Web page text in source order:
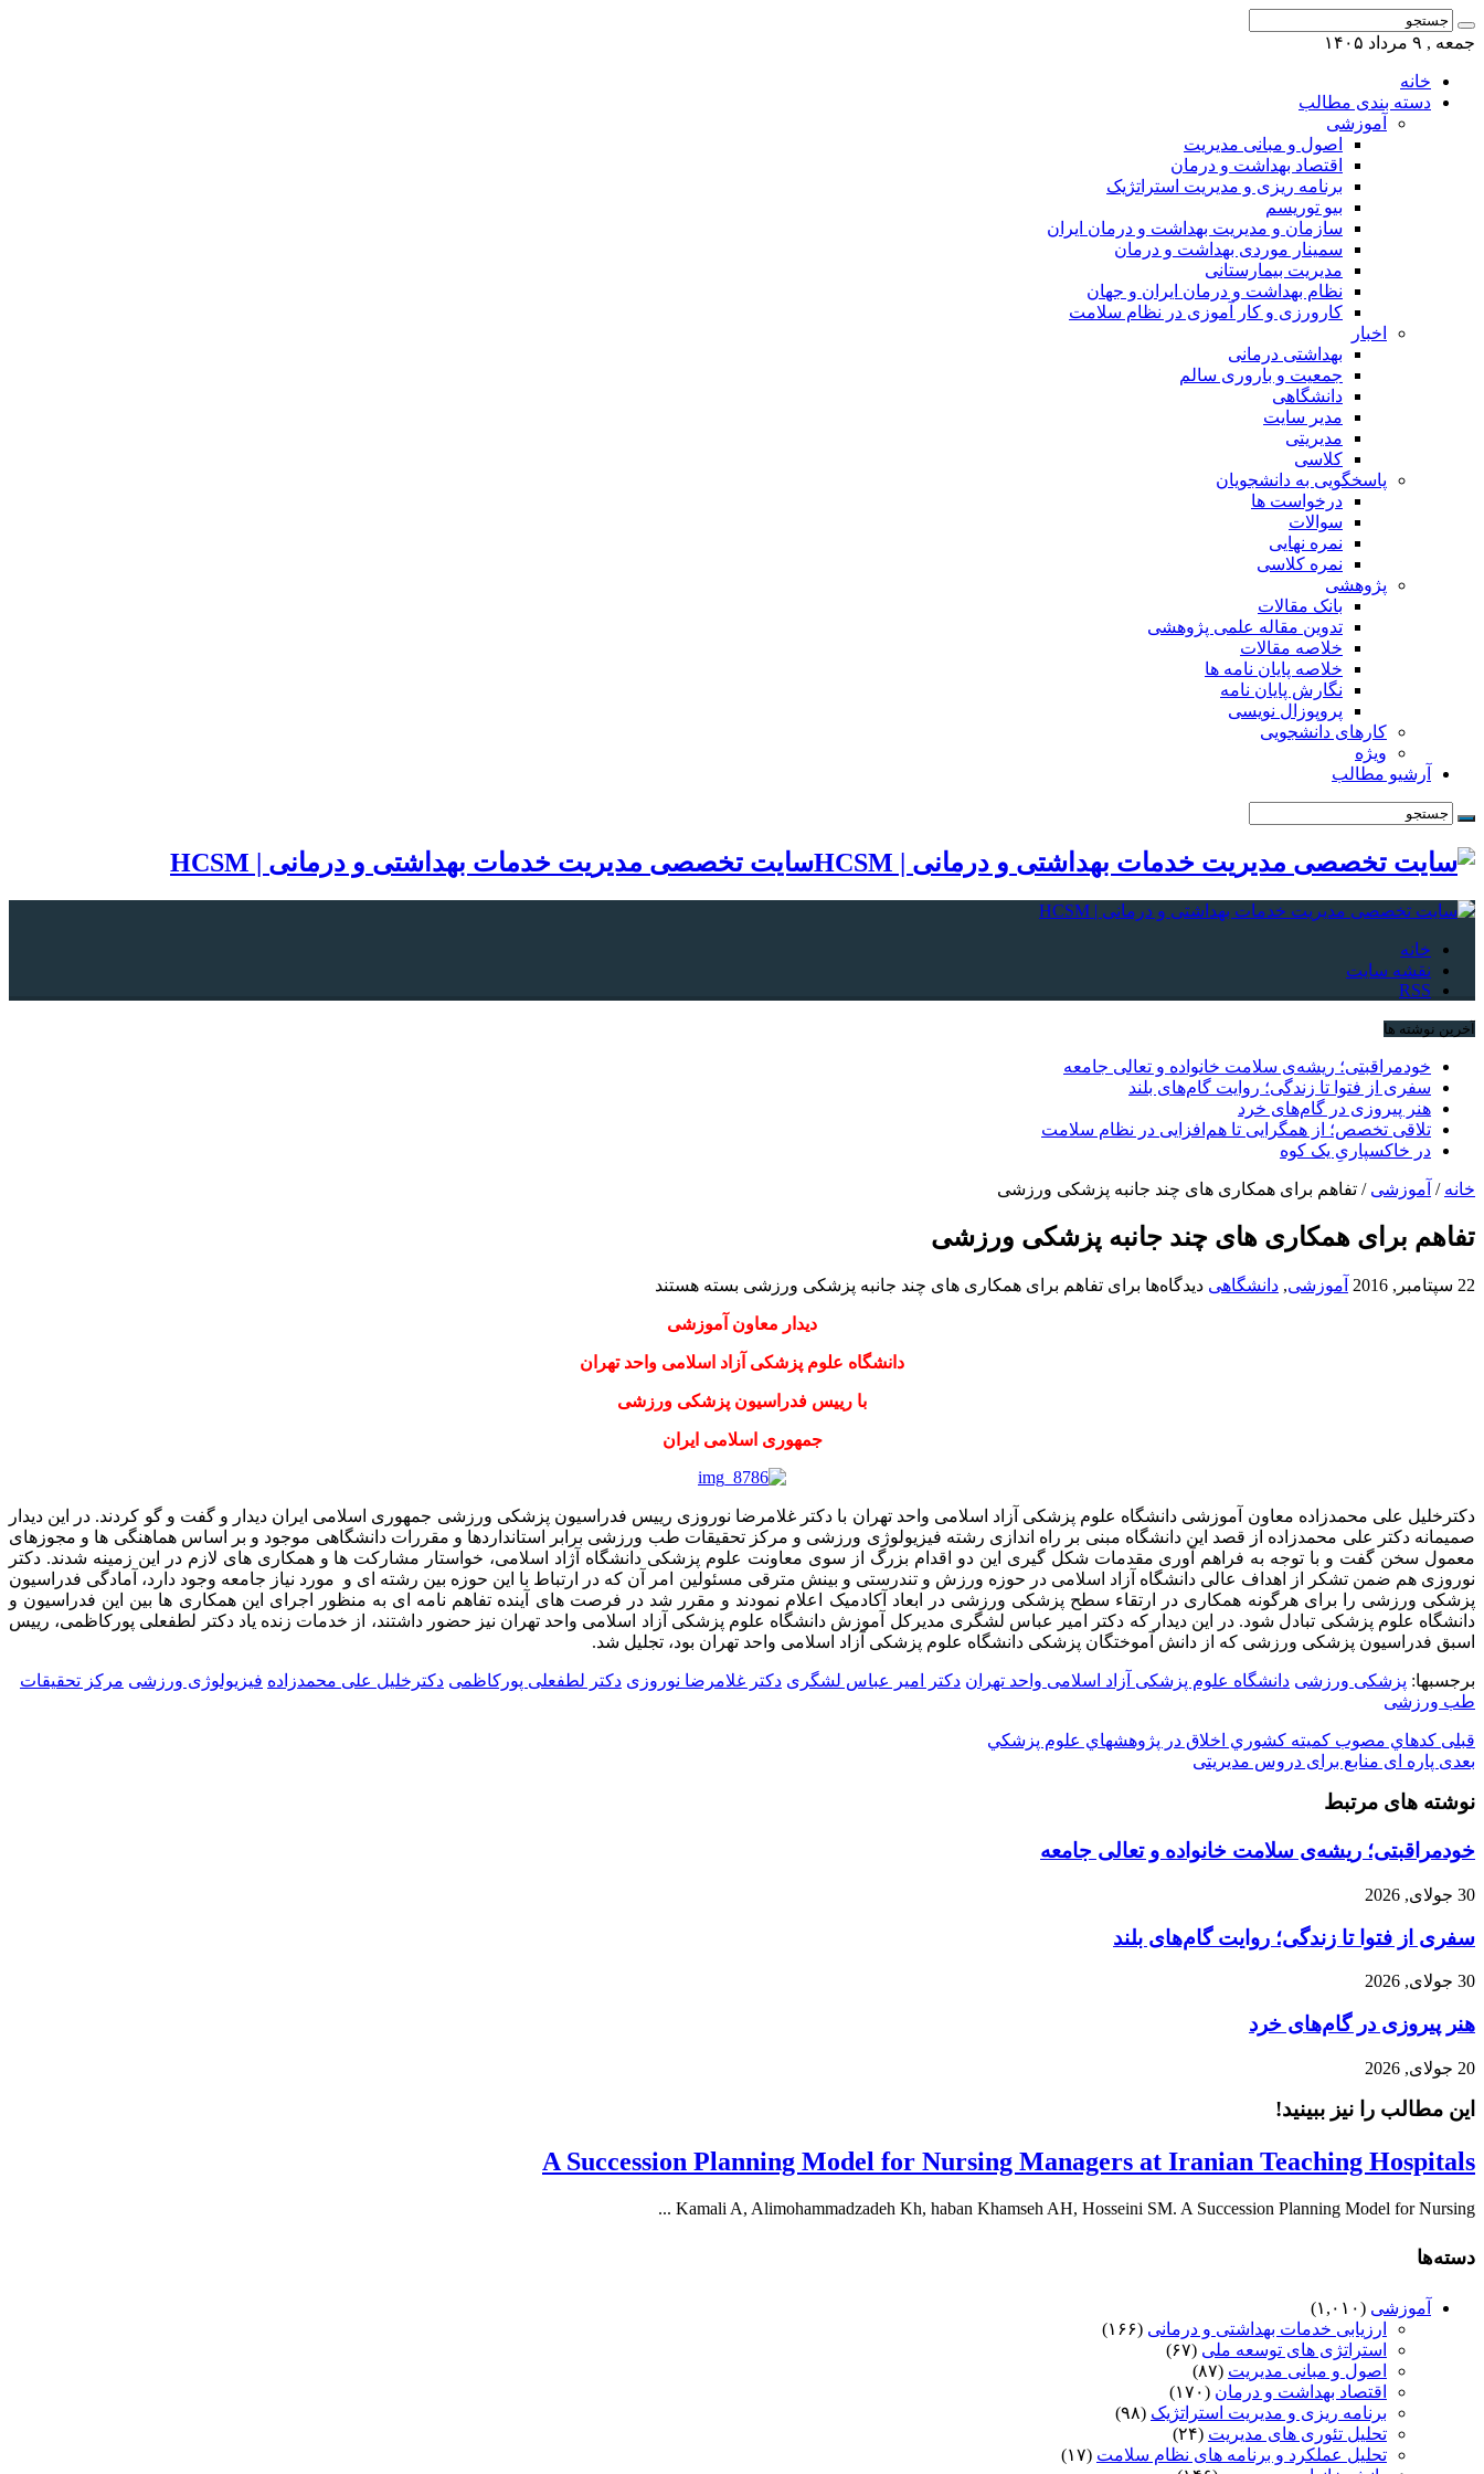
جمعه , ۹ مرداد ۱۴۰۵
خانه
دسته بندی مطالب
آموزشی
اصول و مبانی مدیریت
اقتصاد بهداشت و درمان
برنامه ریزی و مدیریت استراتژیک
بیو توریسم
سازمان و مدیریت بهداشت و درمان ایران
سمینار موردی بهداشت و درمان
مدیریت بیمارستانی
نظام بهداشت و درمان ایران و جهان
کارورزی و کار آموزی در نظام سلامت
اخبار
بهداشتی درمانی
جمعیت و باروری سالم
دانشگاهی
مدیر سایت
مدیریتی
کلاسی
پاسخگویی به دانشجویان
درخواست ها
سوالات
نمره نهایی
نمره کلاسی
پژوهشی
بانک مقالات
تدوین مقاله علمی پژوهشی
خلاصه مقالات
خلاصه پایان نامه ها
نگارش پایان نامه
پروپوزال نویسی
کارهای دانشجویی
ویژه
آرشیو مطالب
سایت تخصصی مدیریت خدمات بهداشتی و درمانی | HCSM
خانه
نقشه سایت
RSS
آخرین نوشته ها
خودمراقبتی؛ ریشه‌ی سلامت خانواده و تعالی جامعه
سفری از فتوا تا زندگی؛ روایت گام‌های بلند
هنر پیروزی در گام‌های خرد
تلاقی تخصص؛ از همگرایی تا هم‌افزایی در نظام سلامت
در خاکسپاریِ یک کوه
خانه / آموزشی / تفاهم برای همکاری های چند جانبه پزشکی ورزشی
تفاهم برای همکاری های چند جانبه پزشکی ورزشی
22 سپتامبر, 2016 آموزشی, دانشگاهی دیدگاه‌ها برای تفاهم برای همکاری های چند جانبه پزشکی ورزشی بسته هستند
دیدار معاون آموزشی
دانشگاه علوم پزشکی آزاد اسلامی واحد تهران
با رییس فدراسیون پزشکی ورزشی
جمهوری اسلامی ایران
دکترخلیل علی محمدزاده معاون آموزشی دانشگاه علوم پزشکی آزاد اسلامی واحد تهران با دکتر غلامرضا نوروزی رییس فدراسیون پزشکی ورزشی جمهوری اسلامی ایران دیدار و گفت و گو کردند. در این دیدار
صمیمانه دکتر علی محمدزاده از قصد این دانشگاه مبنی بر راه اندازی رشته فیزیولوژی ورزشی و مرکز تحقیقات طب ورزشی برابر استانداردها و مقررات دانشگاهی موجود و بر اساس هماهنگی ها و مجوزهای
معمول سخن گفت و با توجه به فراهم آوری مقدمات شکل گیری این دو اقدام بزرگ از سوی معاونت علوم پزشکی دانشگاه آژاد اسلامی، خواستار مشارکت ها و همکاری های لازم در این زمینه شدند. دکتر
نوروزی هم ضمن تشکر از اهداف عالی دانشگاه آزاد اسلامی در حوزه ورزش و تندرستی و بینش مترقی مسئولین امر آن که در ارتباط با این حوزه بین رشته ای و مورد نیاز جامعه وجود دارد، آمادگی فدراسیون
پزشکی ورزشی را برای هرگونه همکاری در ارتقاء سطح پزشکی ورزشی در ابعاد آکادمیک اعلام نمودند و مقرر شد در فرصت های آینده تفاهم نامه ای به منظور اجرای این همکاری ها بین این فدراسیون و
دانشگاه علوم پزشکی تبادل شود. در این دیدار که دکتر امیر عباس لشگری مدیرکل آموزش دانشگاه علوم پزشکی آزاد اسلامی واحد تهران نیز حضور داشتند، از خدمات زنده یاد دکتر لطفعلی پورکاظمی، رییس
اسبق فدراسیون پزشکی ورزشی که از دانش آموختگان پزشکی دانشگاه علوم پزشکی آزاد اسلامی واحد تهران بود، تجلیل شد.
برجسبها: پزشکی ورزشی دانشگاه علوم پزشکی آزاد اسلامی واحد تهران دکتر امیر عباس لشگری دکتر غلامرضا نوروزی دکتر لطفعلی پورکاظمی دکترخلیل علی محمدزاده فیزیولوژی ورزشی مرکز تحقیقات
طب ورزشی
قبلی كدهاي مصوب كميته كشوري اخلاق در پژوهشهاي علوم پزشكي
بعدی پاره ای منابع برای دروس مدیریتی
نوشته های مرتبط
خودمراقبتی؛ ریشه‌ی سلامت خانواده و تعالی جامعه
30 جولای, 2026
سفری از فتوا تا زندگی؛ روایت گام‌های بلند
30 جولای, 2026
هنر پیروزی در گام‌های خرد
20 جولای, 2026
این مطالب را نیز ببینید!
A Succession Planning Model for Nursing Managers at Iranian Teaching Hospitals
Kamali A, Alimohammadzadeh Kh, haban Khamseh AH, Hosseini SM. A Succession Planning Model for Nursing ...
دسته‌ها
آموزشی (۱,۰۱۰)
ارزیابی خدمات بهداشتی و درمانی (۱۶۶)
استراتژی های توسعه ملی (۶۷)
اصول و مبانی مدیریت (۸۷)
اقتصاد بهداشت و درمان (۱۷۰)
برنامه ریزی و مدیریت استراتژیک (۹۸)
تحلیل تئوری های مدیریت (۲۴)
تحلیل عملکرد و برنامه های نظام سلامت (۱۷)